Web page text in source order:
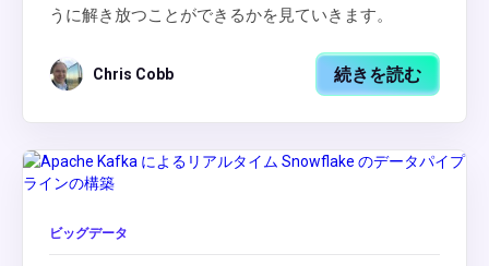
うに解き放つことができるかを見ていきます。
Chris Cobb 続きを読む
ビッグデータ